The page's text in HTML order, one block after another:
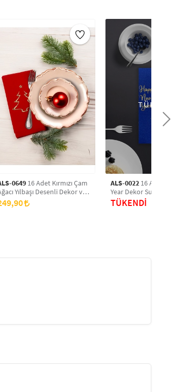
ve diğer özel etkinliklerde
ve temalı desenlere sahip
Tek kullanımlık ve hijyenik olmaları
konforlu bir deneyim sunar.
bütünlük oluşturur.
özel günlere özel tasarlanmış
üretilmiş, dayanıklı ve emici yapıya
ile özel günlerinize şıklık katabilirsiniz!
0649 16 Adet Kırmızı Çam
Yılbaşı Desenli Dekor ve
Servis Peçetesi
TÜKENDİ
ALS-0022 16 Adet Happy
Year Dekor Sunum Ve Servis
Peçetesi
TÜKENDİ